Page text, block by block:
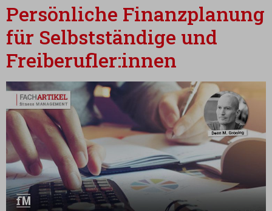
Persönliche Finanzplanung
für Selbstständige und
Freiberufler:innen